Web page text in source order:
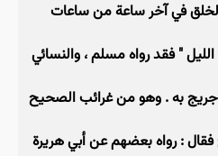
في آخر ساعة من ساعات
" فقد رواه مسلم ، والنسائي
به . وهو من غرائب الصحيح
فقال : رواه بعضهم عن أبي هريرة